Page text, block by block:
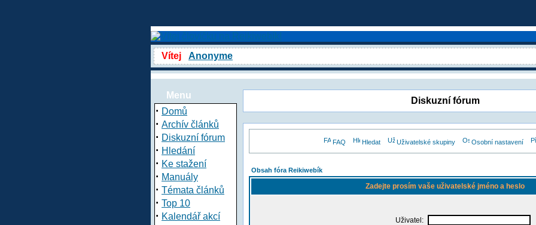
Vítej Anonyme
Menu
· Domů
· Archív článků
· Diskuzní fórum
· Hledání
· Ke stažení
· Manuály
· Témata článků
· Top 10
· Kalendář akcí
Diskuzní fórum
FAQ Hledat Uživatelské skupiny Osobní nastavení
Obsah fóra Reikiwebík
Zadejte prosím vaše uživatelské jméno a heslo
Uživatel: